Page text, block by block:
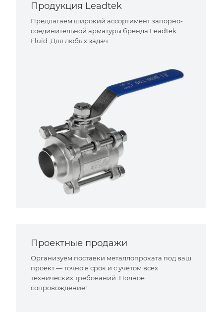
Продукция Leadtek
Предлагаем широкий ассортимент запорно-
соединительной арматуры бренда Leadtek
Fluid. Для любых задач.
Проектные продажи
Организуем поставки металлопроката под ваш
проект — точно в срок и с учётом всех
технических требований. Полное
сопровождение!